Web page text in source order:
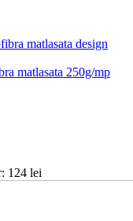
matlasata design
matlasata 250g/mp
124 lei